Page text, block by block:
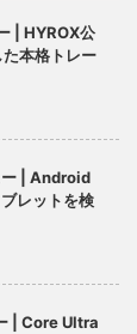
| HYROX公
本格トレー
| Android
レットを検
| Core Ultra